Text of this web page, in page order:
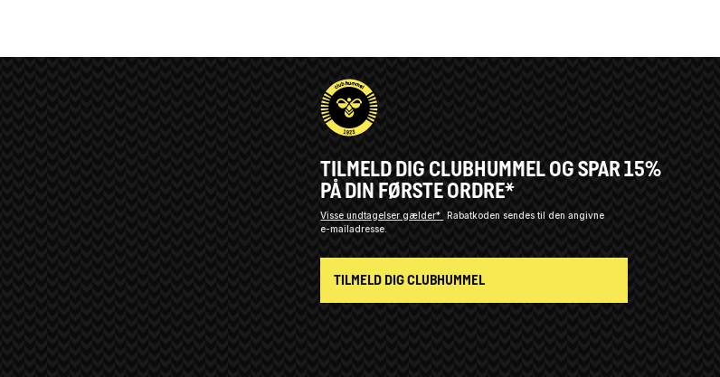
TILMELD DIG CLUBHUMMEL OG SPAR 15%
PÅ DIN FØRSTE ORDRE*
Visse undtagelser gælder*
Rabatkoden sendes til den angivne
e-mailadresse.
TILMELD DIG CLUBHUMMEL